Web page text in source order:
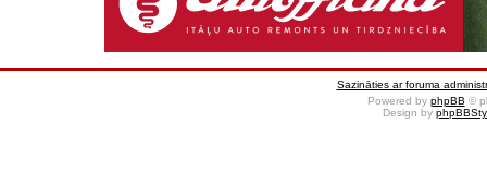
Sazināties ar foruma
Powered by phpBB ©
Design by